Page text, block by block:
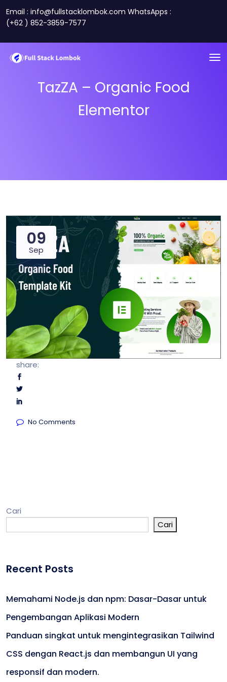
Email : info@fullstacklombok.com WhatsApps :
(+62 ) 852-3859-7577
TazZA – Organic Food
Elementor
09
Sep
share:
No Comments
Cari
Cari
Recent Posts
Memahami Node.js dan npm: Dasar-Dasar untuk
Pengembangan Aplikasi Modern
Panduan singkat untuk mengintegrasikan Tailwind
CSS dengan React.js dan membangun UI yang
responsif dan modern.